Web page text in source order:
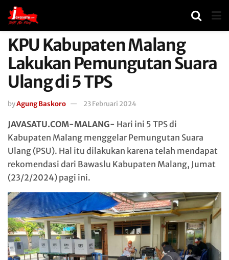
KPU Kabupaten Malang
Lakukan Pemungutan Suara
Ulang di 5 TPS
byAgung Baskoro 23 Februari 2024
JAVASATU.COM-MALANG- Hari ini 5 TPS di
Kabupaten Malang menggelar Pemungutan Suara
Ulang (PSU). Hal itu dilakukan karena telah mendapat
rekomendasi dari Bawaslu Kabupaten Malang, Jumat
(23/2/2024) pagi ini.